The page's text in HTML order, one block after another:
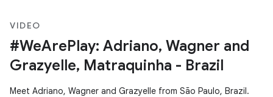
VIDEO
#WeArePlay: Adriano, Wagner and
Grazyelle, Matraquinha - Brazil
Meet Adriano, Wagner and Grazyelle from São Paulo, Brazil.